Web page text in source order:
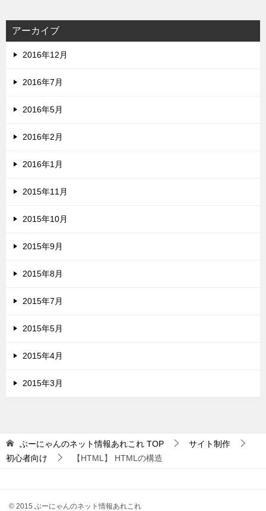
アーカイブ
2016年12月
2016年7月
2016年5月
2016年2月
2016年1月
2015年11月
2015年10月
2015年9月
2015年8月
2015年7月
2015年5月
2015年4月
2015年3月
ぶーにゃんのネット情報あれこれ TOP
サイト制作
初心者向け
【HTML】 HTMLの構造
© 2015 ぶーにゃんのネット情報あれこれ